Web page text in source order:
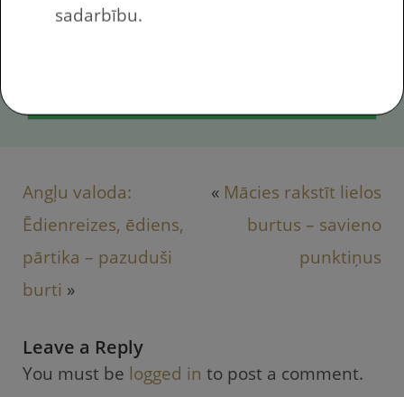
Angļu valoda:
Ēdienreizes, ēdiens,
pārtika – pazuduši
burti »
« Mācies rakstīt lielos
burtus – savieno
punktiņus
Leave a Reply
You must be logged in to post a comment.
sadarbību.